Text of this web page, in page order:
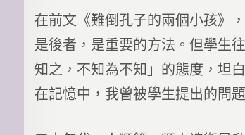
在前文《難倒孔子的兩個小孩》
是後者，是重要的方法。但學生
知之，不知為不知」的態度，坦
在記憶中，我曾被學生提出的問